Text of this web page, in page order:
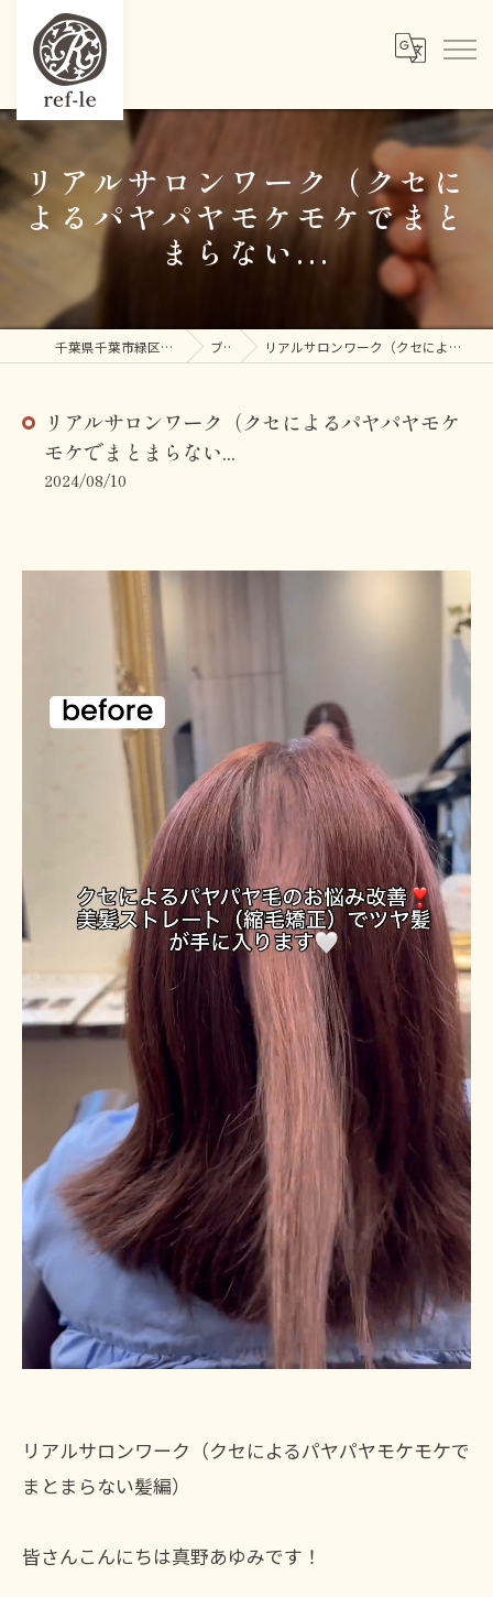
リアルサロンワーク（クセに
よるパヤパヤモケモケでまと
まらない...
千葉県千葉市緑区鎌取の美容室ならref-le ブログ リアルサロンワーク（クセによるパヤパヤモケモケでまとまらない...
リアルサロンワーク（クセによるパヤパヤモケ
モケでまとまらない...
2024/08/10
リアルサロンワーク（クセによるパヤパヤモケモケで
まとまらない髪編）
皆さんこんにちは真野あゆみです！